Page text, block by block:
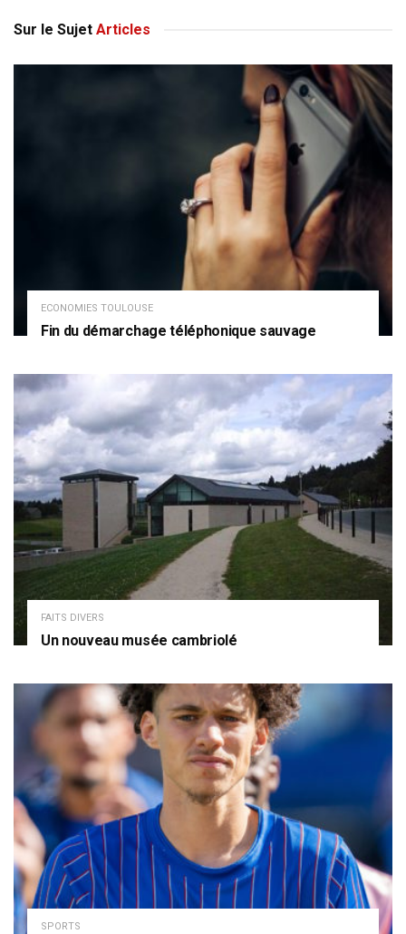
Sur le Sujet Articles
ECONOMIES TOULOUSE
Fin du démarchage téléphonique sauvage
FAITS DIVERS
Un nouveau musée cambriolé
SPORTS